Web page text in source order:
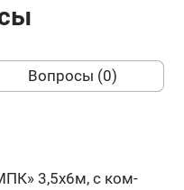
Вопросы (0)
3,5х6м, с ком­